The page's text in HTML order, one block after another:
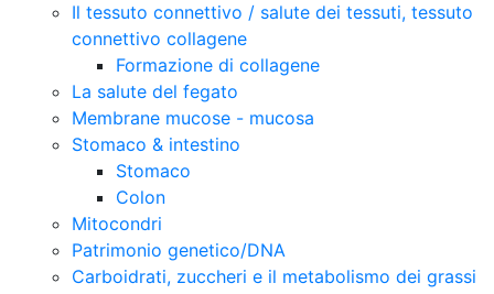
Il tessuto connettivo / salute dei tessuti, tessuto
connettivo collagene
Formazione di collagene
La salute del fegato
Membrane mucose - mucosa
Stomaco & intestino
Stomaco
Colon
Mitocondri
Patrimonio genetico/DNA
Carboidrati, zuccheri e il metabolismo dei grassi